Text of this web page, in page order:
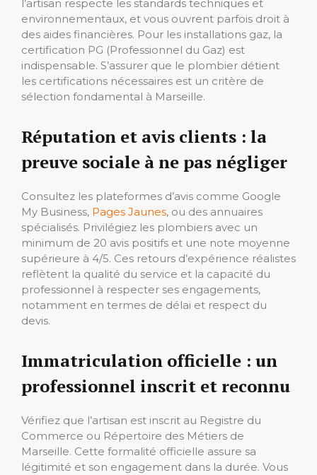
l’artisan respecte les standards techniques et
environnementaux, et vous ouvrent parfois droit à
des aides financières. Pour les installations gaz, la
certification PG (Professionnel du Gaz) est
indispensable. S’assurer que le plombier détient
les certifications nécessaires est un critère de
sélection fondamental à Marseille.
Réputation et avis clients : la
preuve sociale à ne pas négliger
Consultez les plateformes d’avis comme Google
My Business, Pages Jaunes, ou des annuaires
spécialisés. Privilégiez les plombiers avec un
minimum de 20 avis positifs et une note moyenne
supérieure à 4/5. Ces retours d’expérience réalistes
reflètent la qualité du service et la capacité du
professionnel à respecter ses engagements,
notamment en termes de délai et respect du
devis.
Immatriculation officielle : un
professionnel inscrit et reconnu
Vérifiez que l’artisan est inscrit au Registre du
Commerce ou Répertoire des Métiers de
Marseille. Cette formalité officielle assure sa
légitimité et son engagement dans la durée. Vous